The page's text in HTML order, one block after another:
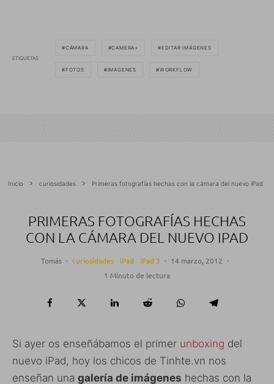
ETIQUETAS
CÁMARA CAMERA+ EDITAR IMÁGENES
FOTOS IMÁGENES WORKFLOW
Inicio curiosidades Primeras fotografías hechas con la cámara del nuevo iPad
PRIMERAS FOTOGRAFÍAS HECHAS
CON LA CÁMARA DEL NUEVO IPAD
Tomás · curiosidades iPad iPad 3 · 14 marzo, 2012 ·
1 Minuto de lectura
Si ayer os enseñábamos el primer unboxing del
nuevo iPad, hoy los chicos de Tinhte.vn nos
enseñan una galería de imágenes hechas con la